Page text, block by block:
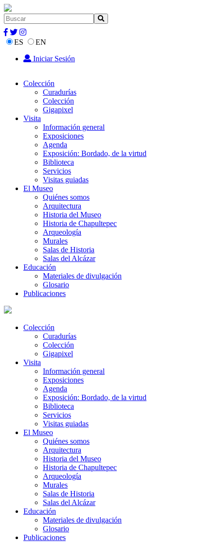
ES
EN
Iniciar Sesión
Colección
Curadurías
Colección
Gigapixel
Visita
Información general
Exposiciones
Agenda
Exposición: Bordado, de la virtud
Biblioteca
Servicios
Visitas guiadas
El Museo
Quiénes somos
Arquitectura
Historia del Museo
Historia de Chapultepec
Arqueología
Murales
Salas de Historia
Salas del Alcázar
Educación
Materiales de divulgación
Glosario
Publicaciones
Colección
Curadurías
Colección
Gigapixel
Visita
Información general
Exposiciones
Agenda
Exposición: Bordado, de la virtud
Biblioteca
Servicios
Visitas guiadas
El Museo
Quiénes somos
Arquitectura
Historia del Museo
Historia de Chapultepec
Arqueología
Murales
Salas de Historia
Salas del Alcázar
Educación
Materiales de divulgación
Glosario
Publicaciones